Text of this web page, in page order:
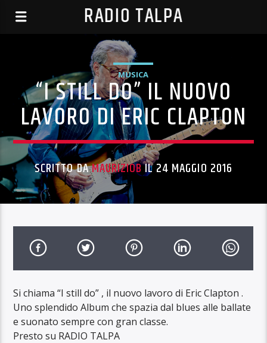
RADIO TALPA
MUSICA
“I STILL DO” IL NUOVO
LAVORO DI ERIC CLAPTON
SCRITTO DAMAURIZIOBIL 24 MAGGIO 2016
Si chiama “I still do” , il nuovo lavoro di Eric Clapton .
Uno splendido Album che spazia dal blues alle ballate
e suonato sempre con gran classe.
Presto su RADIO TALPA